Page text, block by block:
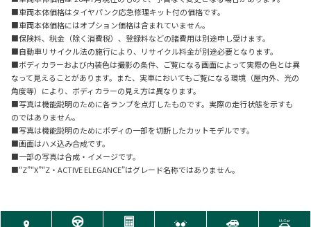
■車両本体価格はタイヤパンク応急修理キット付の価格です。
■車両本体価格にはオプション価格は含まれていません。
■保険料、税金（除く消費税）、登録料などの諸費用は別途申し受けます。
■自動車リサイクル法の施行により、リサイクル料金が別途必要となります。
■ボディカラーおよび内装色は撮影の条件、ご覧になる画面によって実際の色とは異
なって見えることがあります。また、実車においてもご覧になる環境（屋内外、光の
角度等）により、ボディカラーの見え方は異なります。
■写真は機能説明のために各ランプを点灯したものです。実際の走行状態を示すも
のではありません。
■写真は機能説明のためにボディの一部を切断したカットモデルです。
■画面はハメ込み合成です。
■一部の写真は合成・イメージです。
■“Z”“X”“Z・ACTIVE ELEGANCE”はグレード名称ではありません。